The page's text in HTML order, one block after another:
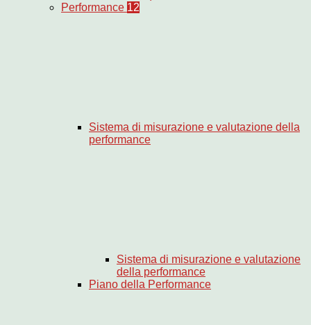
Performance 12
Sistema di misurazione e valutazione della
performance
Sistema di misurazione e valutazione
della performance
Piano della Performance